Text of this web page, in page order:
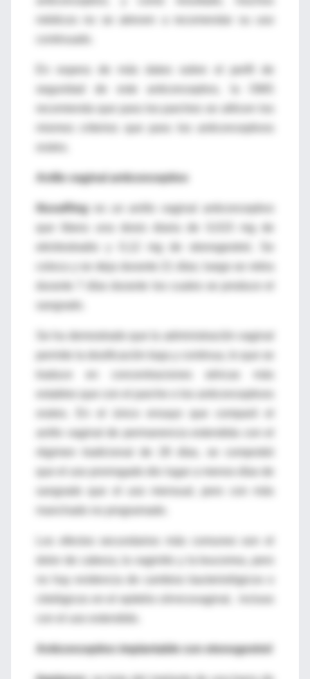
seguridad de este anticonceptivo, la OMS
Anillo vaginal anticonceptivo
NuvaRing
es un anillo vaginal anticonceptivo
etinilestradio y 0,12 mg de etonogestrel, Se
coloca y se deja durante 21 días; luego se retira
sangrado.
Se ha demostrado que la administración vaginal
permite la dosificación baja y continua, lo que se
orales. En el único ensayo que comparó el
anillo vaginal de permanencia extendida con el
régimen tradicional de 28 días, se comprobó
que el uso prorrogado dio lugar a menos días de
sangrado que el uso mensual, pero con más
manchado no programado.
dolor de cabeza, la vaginitis y la leucorrea, pero
no hay evidencia de cambios bacteriológicos o
citológicos en el epitelio cérvicovaginal, incluso
Anticonceptivo implantable con etonogestrel